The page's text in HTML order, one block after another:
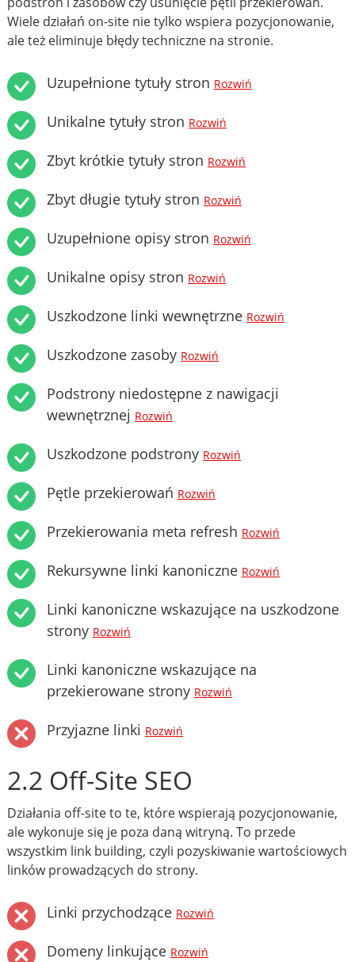
Wiele działań on-site nie tylko wspiera pozycjonowanie,
ale też eliminuje błędy techniczne na stronie.
Uzupełnione tytuły stron Rozwiń
Unikalne tytuły stron Rozwiń
Zbyt krótkie tytuły stron Rozwiń
Zbyt długie tytuły stron Rozwiń
Uzupełnione opisy stron Rozwiń
Unikalne opisy stron Rozwiń
Uszkodzone linki wewnętrzne Rozwiń
Uszkodzone zasoby Rozwiń
Podstrony niedostępne z nawigacji
wewnętrznej Rozwiń
Uszkodzone podstrony Rozwiń
Pętle przekierowań Rozwiń
Przekierowania meta refresh Rozwiń
Rekursywne linki kanoniczne Rozwiń
Linki kanoniczne wskazujące na uszkodzone
strony Rozwiń
Linki kanoniczne wskazujące na
przekierowane strony Rozwiń
Przyjazne linki Rozwiń
2.2 Off-Site SEO
Działania off-site to te, które wspierają pozycjonowanie,
ale wykonuje się je poza daną witryną. To przede
wszystkim link building, czyli pozyskiwanie wartościowych
linków prowadzących do strony.
Linki przychodzące Rozwiń
Domeny linkujące Rozwiń